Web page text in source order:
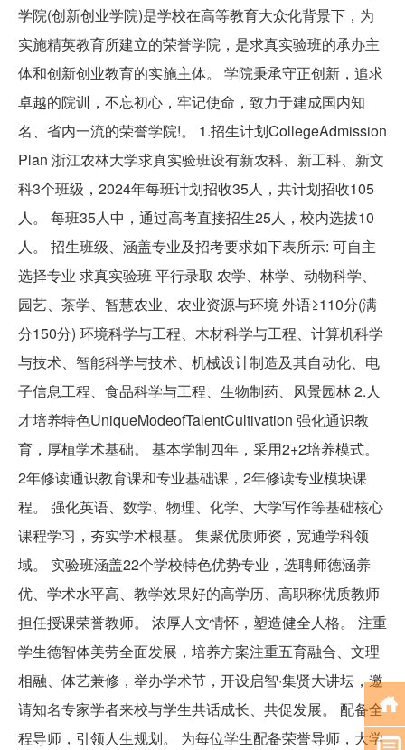
学院(创新创业学院)是学校在高等教育大众化背景下，为
实施精英教育所建立的荣誉学院，是求真实验班的承办主
体和创新创业教育的实施主体。 学院秉承守正创新，追求
卓越的院训，不忘初心，牢记使命，致力于建成国内知
名、省内一流的荣誉学院!。 1.招生计划CollegeAdmission
Plan 浙江农林大学求真实验班设有新农科、新工科、新文
科3个班级，2024年每班计划招收35人，共计划招收105
人。 每班35人中，通过高考直接招生25人，校内选拔10
人。 招生班级、涵盖专业及招考要求如下表所示: 可自主
选择专业 求真实验班 平行录取 农学、林学、动物科学、
园艺、茶学、智慧农业、农业资源与环境 外语≥110分(满
分150分) 环境科学与工程、木材科学与工程、计算机科学
与技术、智能科学与技术、机械设计制造及其自动化、电
子信息工程、食品科学与工程、生物制药、风景园林 2.人
才培养特色UniqueModeofTalentCultivation 强化通识教
育，厚植学术基础。 基本学制四年，采用2+2培养模式。
2年修读通识教育课和专业基础课，2年修读专业模块课
程。 强化英语、数学、物理、化学、大学写作等基础核心
课程学习，夯实学术根基。 集聚优质师资，宽通学科领
域。 实验班涵盖22个学校特色优势专业，选聘师德涵养
优、学术水平高、教学效果好的高学历、高职称优质教师
担任授课荣誉教师。 浓厚人文情怀，塑造健全人格。 注重
学生德智体美劳全面发展，培养方案注重五育融合、文理
相融、体艺兼修，举办学术节，开设启智·集贤大讲坛，邀
请知名专家学者来校与学生共话成长、共促发展。 配备全
程导师，引领人生规划。 为每位学生配备荣誉导师，大学